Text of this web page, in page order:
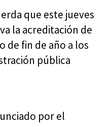
que este jueves
la acreditación de
de fin de año a los
pública
por el